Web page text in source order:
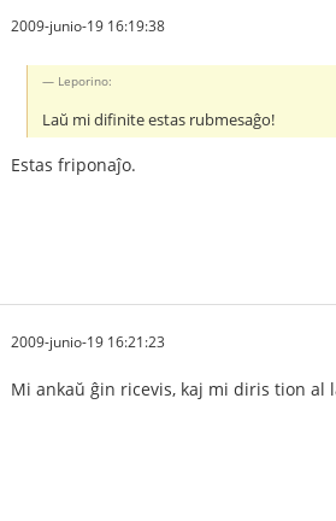
2009-junio-19 16:19:38
Leporino:
Laŭ mi difinite estas rubmesaĝo!
Estas friponaĵo.
2009-junio-19 16:21:23
Mi ankaŭ ĝin ricevis, kaj mi diris tion al